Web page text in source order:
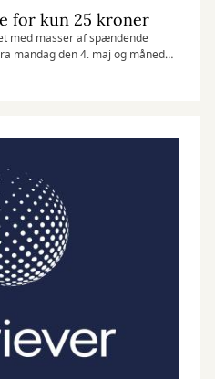
for kun 25 kroner
med masser af spændende
mandag den 4. maj og måneden